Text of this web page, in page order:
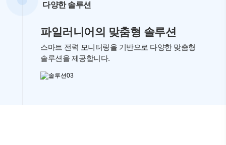
다양한 솔루션
파일러니어의 맞춤형 솔루션
스마트 전력 모니터링을 기반으로 다양한 맞춤형
솔루션을 제공합니다.